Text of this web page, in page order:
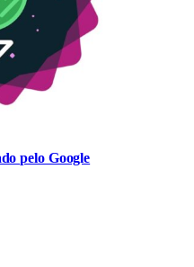
pelo Google